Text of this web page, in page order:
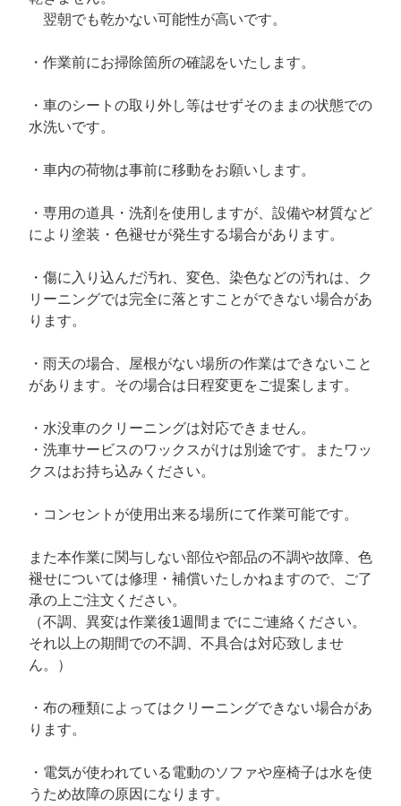
翌朝でも乾かない可能性が高いです。
・作業前にお掃除箇所の確認をいたします。
・車のシートの取り外し等はせずそのままの状態での
水洗いです。
・車内の荷物は事前に移動をお願いします。
・専用の道具・洗剤を使用しますが、設備や材質など
により塗装・色褪せが発生する場合があります。
・傷に入り込んだ汚れ、変色、染色などの汚れは、ク
リーニングでは完全に落とすことができない場合があ
ります。
・雨天の場合、屋根がない場所の作業はできないこと
があります。その場合は日程変更をご提案します。
・水没車のクリーニングは対応できません。
・洗車サービスのワックスがけは別途です。またワッ
クスはお持ち込みください。
・コンセントが使用出来る場所にて作業可能です。
また本作業に関与しない部位や部品の不調や故障、色
褪せについては修理・補償いたしかねますので、ご了
承の上ご注文ください。
（不調、異変は作業後1週間までにご連絡ください。
それ以上の期間での不調、不具合は対応致しませ
ん。）
・布の種類によってはクリーニングできない場合があ
ります。
・電気が使われている電動のソファや座椅子は水を使
うため故障の原因になります。